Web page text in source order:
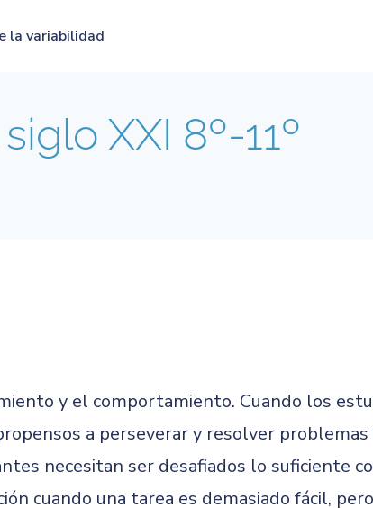
la variabilidad
XXI 8º-11º
y el comportamiento. Cuando los
a perseverar y resolver
necesitan ser desafiados lo suficiente
cuando una tarea es demasiado fácil,